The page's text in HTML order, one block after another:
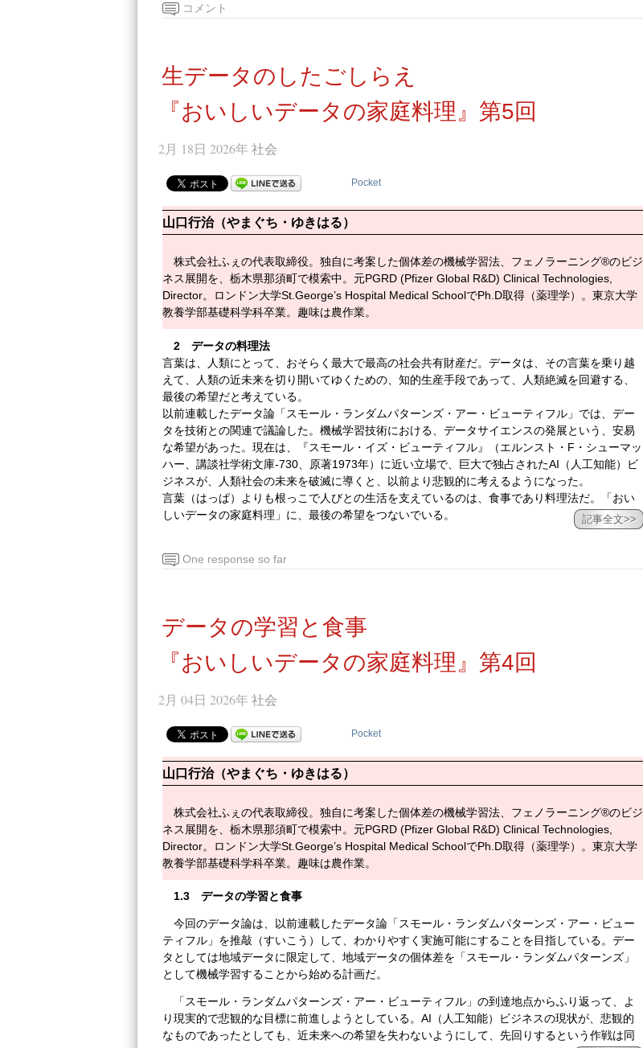
コメント
生データのしたごしらえ
『おいしいデータの家庭料理』第5回
2月 18日 2026年 社会
Pocket
山口行治（やまぐち・ゆきはる）
株式会社ふぇの代表取締役。独自に考案した個体差の機械学習法、フェノラーニング®のビジ
ネス展開を、栃木県那須町で模索中。元PGRD (Pfizer Global R&D) Clinical Technologies,
Director。ロンドン大学St.George’s Hospital Medical SchoolでPh.D取得（薬理学）。東京大学
教養学部基礎科学科卒業。趣味は農作業。
2 データの料理法
言葉は、人類にとって、おそらく最大で最高の社会共有財産だ。データは、その言葉を乗り越
えて、人類の近未来を切り開いてゆくための、知的生産手段であって、人類絶滅を回避する、
最後の希望だと考えている。
以前連載したデータ論「スモール・ランダムパターンズ・アー・ビューティフル」では、デー
タを技術との関連で議論した。機械学習技術における、データサイエンスの発展という、安易
な希望があった。現在は、『スモール・イズ・ビューティフル』（エルンスト・F・シューマッ
ハー、講談社学術文庫-730、原著1973年）に近い立場で、巨大で独占されたAI（人工知能）ビ
ジネスが、人類社会の未来を破滅に導くと、以前より悲観的に考えるようになった。
言葉（はっぱ）よりも根っこで人びとの生活を支えているのは、食事であり料理法だ。「おい
しいデータの家庭料理」に、最後の希望をつないでいる。
記事全文>>
One response so far
データの学習と食事
『おいしいデータの家庭料理』第4回
2月 04日 2026年 社会
Pocket
山口行治（やまぐち・ゆきはる）
株式会社ふぇの代表取締役。独自に考案した個体差の機械学習法、フェノラーニング®のビジ
ネス展開を、栃木県那須町で模索中。元PGRD (Pfizer Global R&D) Clinical Technologies,
Director。ロンドン大学St.George’s Hospital Medical SchoolでPh.D取得（薬理学）。東京大学
教養学部基礎科学科卒業。趣味は農作業。
1.3 データの学習と食事
今回のデータ論は、以前連載したデータ論「スモール・ランダムパターンズ・アー・ビュー
ティフル」を推敲（すいこう）して、わかりやすく実施可能にすることを目指している。デー
タとしては地域データに限定して、地域データの個体差を「スモール・ランダムパターンズ」
として機械学習することから始める計画だ。
「スモール・ランダムパターンズ・アー・ビューティフル」の到達地点からふり返って、よ
り現実的で悲観的な目標に前進しようとしている。AI（人工知能）ビジネスの現状が、悲観的
なものであったとしても、近未来への希望を失わないようにして、先回りするという作戦は同